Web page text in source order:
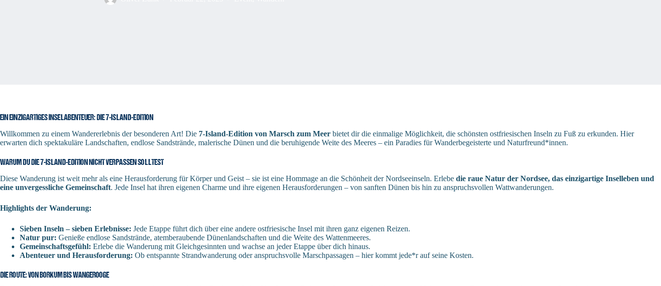
EIN EINZIGARTIGES INSELABENTEUER: DIE 7-ISLAND-EDITION
Willkommen zu einem Wandererlebnis der besonderen Art! Die 7-Island-Edition von Marsch zum Meer bietet dir die einmalige Möglichkeit, die schönsten ostfriesischen Inseln zu Fuß zu erkunden. Hier
erwarten dich spektakuläre Landschaften, endlose Sandstrände, malerische Dünen und die beruhigende Weite des Meeres – ein Paradies für Wanderbegeisterte und Naturfreund*innen.
WARUM DU DIE 7-ISLAND-EDITION NICHT VERPASSEN SOLLTEST
Diese Wanderung ist weit mehr als eine Herausforderung für Körper und Geist – sie ist eine Hommage an die Schönheit der Nordseeinseln. Erlebe die raue Natur der Nordsee, das einzigartige Inselleben und
eine unvergessliche Gemeinschaft. Jede Insel hat ihren eigenen Charme und ihre eigenen Herausforderungen – von sanften Dünen bis hin zu anspruchsvollen Wattwanderungen.
Highlights der Wanderung:
Sieben Inseln – sieben Erlebnisse: Jede Etappe führt dich über eine andere ostfriesische Insel mit ihren ganz eigenen Reizen.
Natur pur: Genieße endlose Sandstrände, atemberaubende Dünenlandschaften und die Weite des Wattenmeeres.
Gemeinschaftsgefühl: Erlebe die Wanderung mit Gleichgesinnten und wachse an jeder Etappe über dich hinaus.
Abenteuer und Herausforderung: Ob entspannte Strandwanderung oder anspruchsvolle Marschpassagen – hier kommt jede*r auf seine Kosten.
DIE ROUTE: VON BORKUM BIS WANGEROOGE